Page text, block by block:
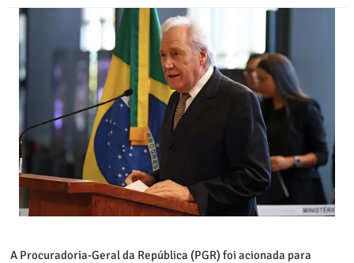
A Procuradoria-Geral da República (PGR) foi acionada para